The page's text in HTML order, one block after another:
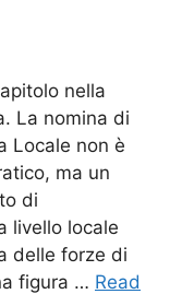
nella
La nomina di
Locale non è
ma un
di
livello locale
delle forze di
figura … Read